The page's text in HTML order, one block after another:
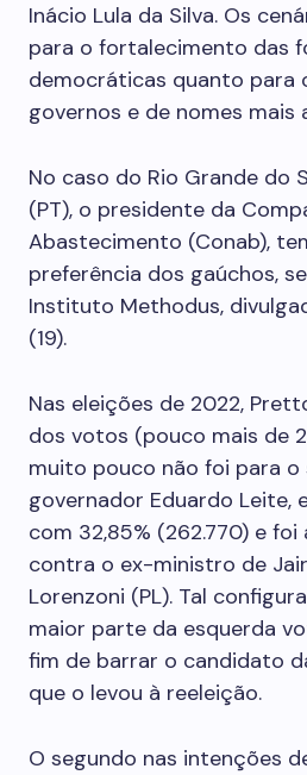
Inácio Lula da Silva. Os
para o fortalecimento das
democráticas quanto para
governos e de nomes mais
No caso do Rio Grande do
(PT), o presidente da
Abastecimento (Conab),
preferência dos gaúchos,
Instituto Methodus,
(19).
Nas eleições de 2022,
dos votos (pouco mais de
muito pouco não foi para o
governador Eduardo Leite,
com 32,85% (262.770) e
contra o ex-ministro de
Lorenzoni (PL). Tal
maior parte da esquerda
fim de barrar o candidato
que o levou à reeleição.
O segundo nas intenções